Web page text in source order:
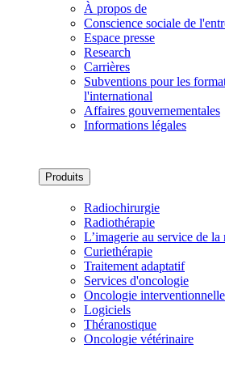
À propos de
Conscience sociale de
Espace presse
Research
Carrières
Subventions pour les
l'international
Affaires gouvernementales
Informations légales
Produits
Radiochirurgie
Radiothérapie
L’imagerie au service de la
Curiethérapie
Traitement adaptatif
Services d'oncologie
Oncologie interventionnelle
Logiciels
Théranostique
Oncologie vétérinaire